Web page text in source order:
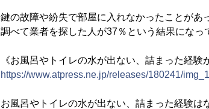
鍵の故障や紛失で部屋に入れなかったことが
調べて業者を探した人が37％という結果になっ
《お風呂やトイレの水が出ない、詰まった経験
https://www.atpress.ne.jp/releases/180241/
お風呂やトイレの水が出ない、詰まった経験